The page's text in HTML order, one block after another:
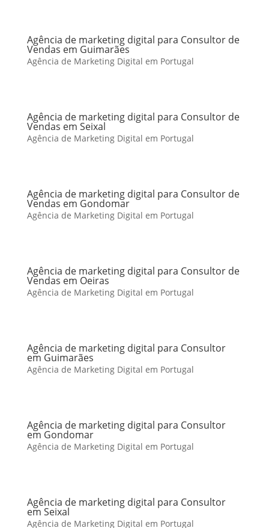
Agência de marketing digital para Consultor de
Vendas em Guimarães
Agência de Marketing Digital em Portugal
Agência de marketing digital para Consultor de
Vendas em Seixal
Agência de Marketing Digital em Portugal
Agência de marketing digital para Consultor de
Vendas em Gondomar
Agência de Marketing Digital em Portugal
Agência de marketing digital para Consultor de
Vendas em Oeiras
Agência de Marketing Digital em Portugal
Agência de marketing digital para Consultor
em Guimarães
Agência de Marketing Digital em Portugal
Agência de marketing digital para Consultor
em Gondomar
Agência de Marketing Digital em Portugal
Agência de marketing digital para Consultor
em Seixal
Agência de Marketing Digital em Portugal